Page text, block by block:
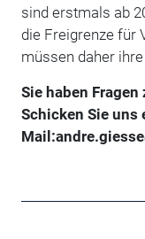
sind erstmals ab
die Freigrenze für
müssen daher
Sie haben
Schicken Sie uns